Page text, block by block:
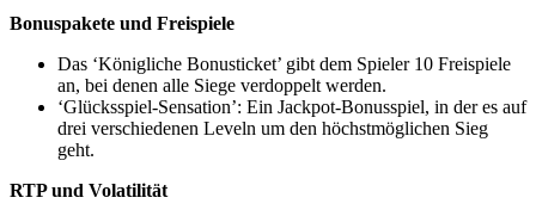
Bonuspakete und Freispiele
Das ‘Königliche Bonusticket’ gibt dem Spieler 10 Freispiele
an, bei denen alle Siege verdoppelt werden.
‘Glücksspiel-Sensation’: Ein Jackpot-Bonusspiel, in der es auf
drei verschiedenen Leveln um den höchstmöglichen Sieg
geht.
RTP und Volatilität